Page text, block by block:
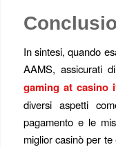
In sintesi, quando
AAMS, assicurati
gaming at casino
diversi aspetti
pagamento e le
miglior casinò per